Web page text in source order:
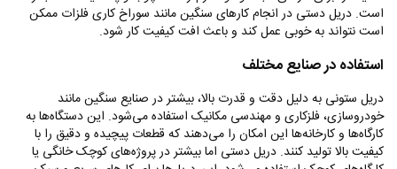
است. دریل دستی در انجام کارهای سنگین مانند سوراخ ‌کاری فلزات ممکن
است نتواند به خوبی عمل کند و باعث افت کیفیت کار شود.
استفاده در صنایع مختلف
دریل ستونی به دلیل دقت و قدرت بالا، بیشتر در صنایع سنگین مانند
خودروسازی، فلزکاری و مهندسی مکانیک استفاده می‌شود. این دستگاه‌ها به
کارگاه‌ها و کارخانه‌ها این امکان را می‌دهند که قطعات پیچیده و دقیق را با
کیفیت بالا تولید کنند. دریل دستی اما بیشتر در پروژه‌های کوچک خانگی یا